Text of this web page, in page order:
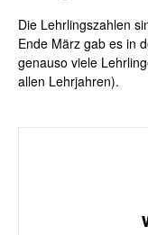
Die Lehrlingszahlen
Ende März gab es in
genauso viele
allen Lehrjahren).